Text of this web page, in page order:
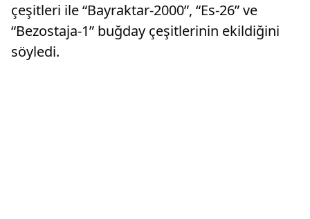
çeşitleri ile “Bayraktar-2000”, “Es-26” ve
“Bezostaja-1” buğday çeşitlerinin ekildiğini
söyledi.